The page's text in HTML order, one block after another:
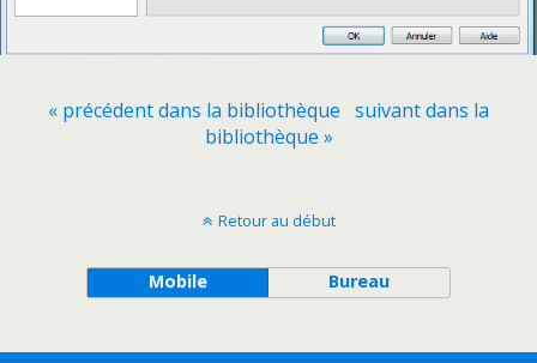
« précédent dans la bibliothèque suivant dans la
bibliothèque »
Retour au début
Mobile Bureau